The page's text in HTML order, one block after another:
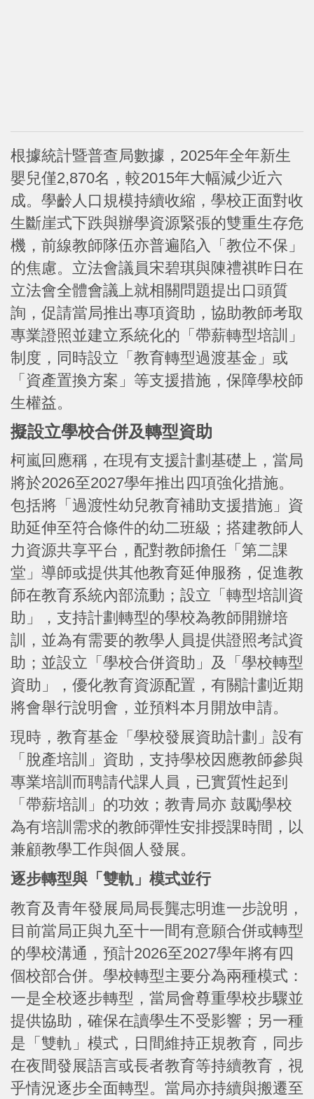
根據統計暨普查局數據，2025年全年新生
嬰兒僅2,870名，較2015年大幅減少近六
成。學齡人口規模持續收縮，學校正面對收
生斷崖式下跌與辦學資源緊張的雙重生存危
機，前線教師隊伍亦普遍陷入「教位不保」
的焦慮。立法會議員宋碧琪與陳禮祺昨日在
立法會全體會議上就相關問題提出口頭質
詢，促請當局推出專項資助，協助教師考取
專業證照並建立系統化的「帶薪轉型培訓」
制度，同時設立「教育轉型過渡基金」或
「資產置換方案」等支援措施，保障學校師
生權益。
擬設立學校合併及轉型資助
柯嵐回應稱，在現有支援計劃基礎上，當局
將於2026至2027學年推出四項強化措施。
包括將「過渡性幼兒教育補助支援措施」資
助延伸至符合條件的幼二班級；搭建教師人
力資源共享平台，配對教師擔任「第二課
堂」導師或提供其他教育延伸服務，促進教
師在教育系統內部流動；設立「轉型培訓資
助」，支持計劃轉型的學校為教師開辦培
訓，並為有需要的教學人員提供證照考試資
助；並設立「學校合併資助」及「學校轉型
資助」，優化教育資源配置，有關計劃近期
將會舉行說明會，並預料本月開放申請。
現時，教育基金「學校發展資助計劃」設有
「脫產培訓」資助，支持學校因應教師參與
專業培訓而聘請代課人員，已實質性起到
「帶薪培訓」的功效；教青局亦 鼓勵學校
為有培訓需求的教師彈性安排授課時間，以
兼顧教學工作與個人發展。
逐步轉型與「雙軌」模式並行
教育及青年發展局局長龔志明進一步說明，
目前當局正與九至十一間有意願合併或轉型
的學校溝通，預計2026至2027學年將有四
個校部合併。學校轉型主要分為兩種模式：
一是全校逐步轉型，當局會尊重學校步驟並
提供協助，確保在讀學生不受影響；另一種
是「雙軌」模式，日間維持正規教育，同步
在夜間發展語言或長者教育等持續教育，視
乎情況逐步全面轉型。當局亦持續與搬遷至